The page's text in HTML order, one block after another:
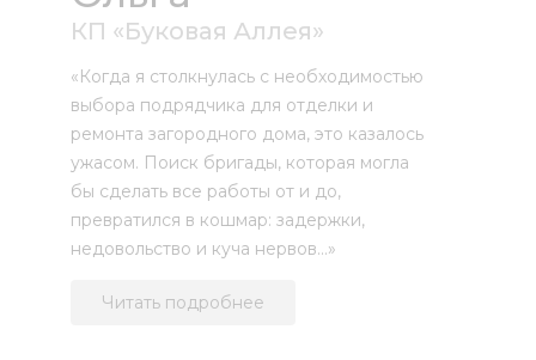
КП «Буковая Аллея»
«Когда я столкнулась с необходимостью
выбора подрядчика для отделки и
ремонта загородного дома, это казалось
ужасом. Поиск бригады, которая могла
бы сделать все работы от и до,
превратился в кошмар: задержки,
недовольство и куча нервов…»
Читать подробнее